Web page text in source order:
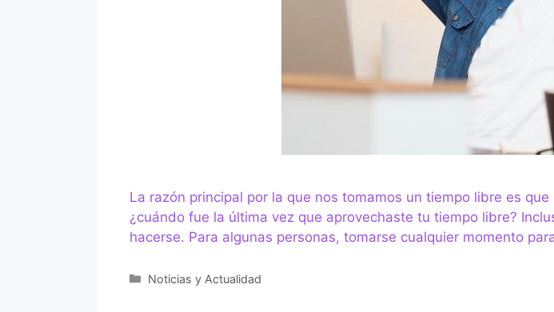
La razón principal por la que nos tomamos un tiempo libre es
¿cuándo fue la última vez que aprovechaste tu tiempo libre?
hacerse. Para algunas personas, tomarse cualquier momento
Categorías
Noticias y Actualidad